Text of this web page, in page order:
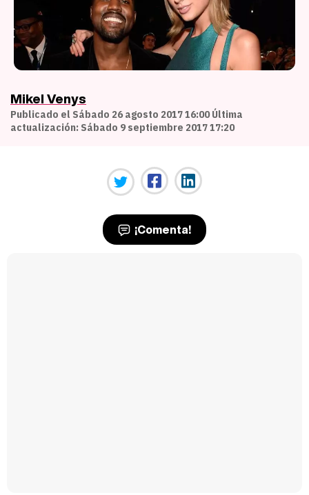
Mikel Venys
Publicado el Sábado 26 agosto 2017 16:00 Última
actualización: Sábado 9 septiembre 2017 17:20
¡Comenta!